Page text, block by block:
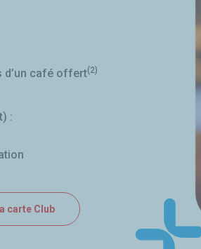
d’un café offert(2)
:
carte Club